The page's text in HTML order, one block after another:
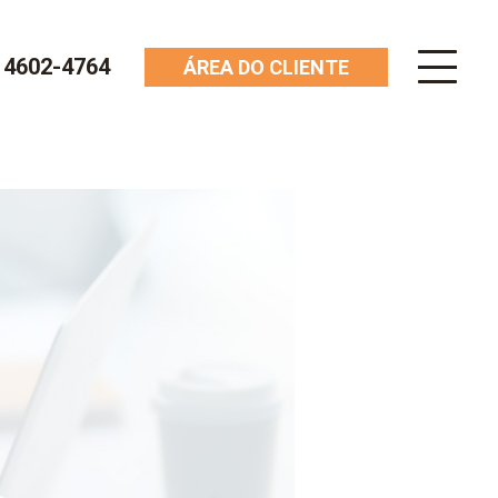
4764 ÁREA DO CLIENTE